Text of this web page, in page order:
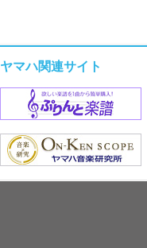
ヤマハ関連サイト